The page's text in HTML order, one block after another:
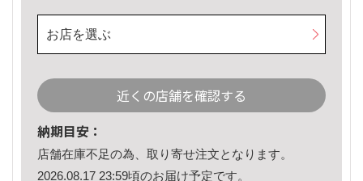
お店を選ぶ
近くの店舗を確認する
納期目安：
店舗在庫不足の為、取り寄せ注文となります。
2026.08.17 23:59頃のお届け予定です。